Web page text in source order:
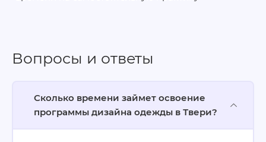
Вопросы и ответы
Сколько времени займет освоение
программы дизайна одежды в Твери?